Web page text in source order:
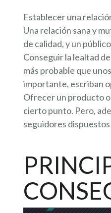
Establecer una
Una relación sana y
de calidad, y un
Conseguir la lealtad
más probable que
importante, escriban
Ofrecer un producto o
cierto punto. Pero,
seguidores